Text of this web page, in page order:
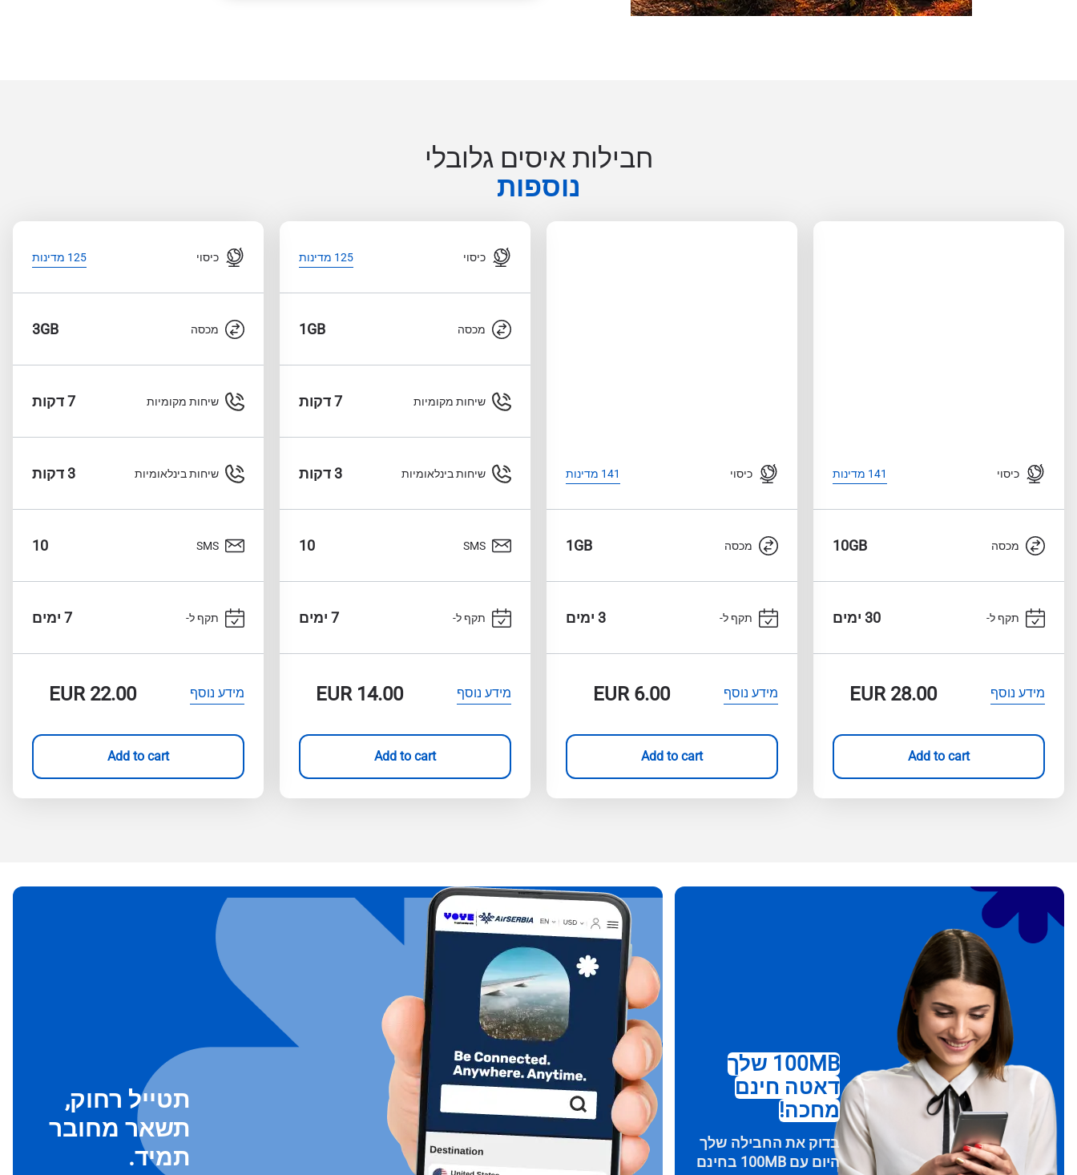
חבילות איסים גלובלי
נוספות
כיסוי 141 מדינות
מכסה 10GB
תקף ל- 30 ימים
מידע נוסף EUR28.00
Add to cart
כיסוי 141 מדינות
מכסה 1GB
תקף ל- 3 ימים
מידע נוסף EUR6.00
Add to cart
כיסוי 125 מדינות
מכסה 1GB
שיחות מקומיות 7 דקות
שיחות בינלאומיות 3 דקות
SMS
10
תקף ל- 7 ימים
מידע נוסף EUR14.00
Add to cart
כיסוי 125 מדינות
מכסה 3GB
שיחות מקומיות 7 דקות
שיחות בינלאומיות 3 דקות
SMS
10
תקף ל- 7 ימים
מידע נוסף EUR22.00
Add to cart
סגירת החלונית
How do I get my eSim?
To get your eSIM, start by checking if your device supports eSIM technology.
Then, contact your mobile carrier to request an eSIM activation. They will
provide you with a QR code or activation details that you can scan or enter
in your device settings. Once activated, you can enjoy the benefits of eSIM
100MB שלך
דאטה חינם
מחכה!
בדוק את החבילה שלך
היום עם 100MB בחינם
תטייל רחוק,
תשאר מחובר
תמיד.
התחברות או הרשמה
המשיכו לחשבון שלכם או צרו אחד תוך שניות.